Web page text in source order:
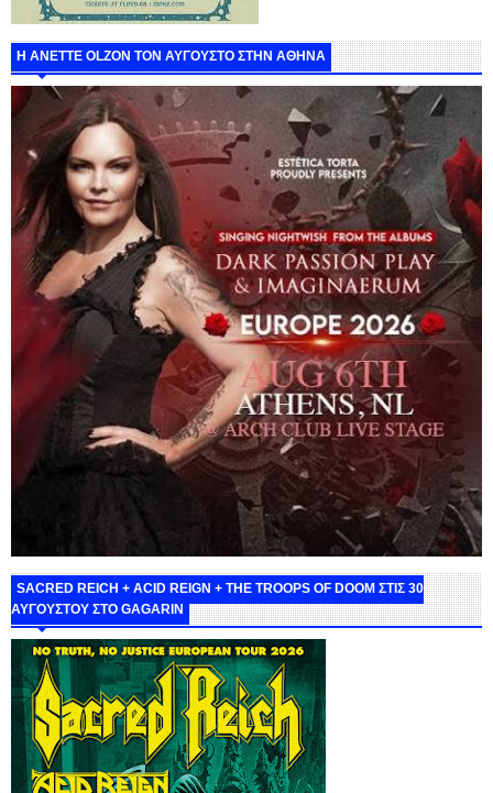
Η ANETTE OLZON ΤΟΝ ΑΥΓΟΥΣΤΟ ΣΤΗΝ ΑΘΗΝΑ
SACRED REICH + ACID REIGN + THE TROOPS OF DOOM ΣΤΙΣ 30
ΑΥΓΟΥΣΤΟΥ ΣΤΟ GAGARIN